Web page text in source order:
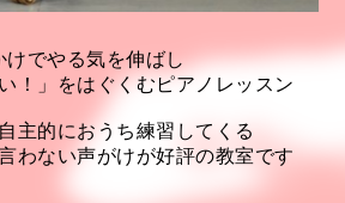
けでやる気を伸ばし
！」をはぐくむピアノレッスン
主的におうち練習してくる
わない声がけが好評の教室です